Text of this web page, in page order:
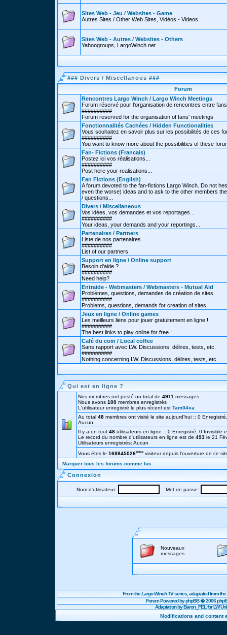
Sites Web - Jeu / Websites - Game
Autres Sites / Other Web Sites, Vidéos - Videos
Sites Web - Autres / Websites - Others
Yahoogroups, LargoWinch.net
### Divers / Miscellanous ###
Forum
Rencontres Largo Winch / Largo Winch Meetings
Forum réservé pour l'organisation de rencontres entre fans
##########
Forum reserved for the organisation of fans' meetings
Fonctionnalités Cachées / Hidden Functionalities
Vous souhaitez en savoir plus sur les possibilités de ces
##########
You want to know more about the possibilities of these
Fan- Fictions (Francais)
Postez ici vos réalisations...
##########
Post here your realisations...
Fan Fictions (English)
A forum devoted to the fan-fictions Largo Winch. Do not
even the worse) ideas and to ask to the other members
/ questions...
Divers / Miscellaneous
Vos idées, vos demandes et vos reportages...
##########
Your ideas, your demands and your reportings...
Partenaires / Partners
Liste de nos partenaires
##########
List of our partners
Support en ligne / Online support
Besoin d'aide ?
##########
Need help?
Entraide - Webmasters / Webmasters - Mutual Aid
Problèmes, questions, demandes de création de sites
##########
Problems, questions, demands for creation of sites
Jeux en ligne / Online games
Les meilleurs liens pour jouer gratuitement en ligne !
##########
The best links to play online for free !
Café du coin / Local coffee
Sans rapport avec LW. Discussions, délires, tests, etc.
##########
Nothing concerning LW. Discussions, délires, tests, etc.
Qui est en ligne ?
Nos membres ont posté un total de 4911 messages
Nous avons 100 membres enregistrés
L'utilisateur enregistré le plus récent est Tam04xa
Au total 48 membres ont visité le site aujourd'hui :: 0
Aucun
Il y a en tout 48 utilisateurs en ligne :: 0 Enregistré, 0
Le record du nombre d'utilisateurs en ligne est de 493 le 21
Utilisateurs enregistrés: Aucun
Vous étes le 169845026éme visiteur depuis l'ouverture de ce
Marquer tous les forums comme lus
Connexion
Nom d'utilisateur: Mot de passe:
Nouveaux
messages
From theLargo WinchTV series, adaptated from
Forum Powered byphpBB� 2006
Adaptation by Baron_FEL for LW
Modifications and content